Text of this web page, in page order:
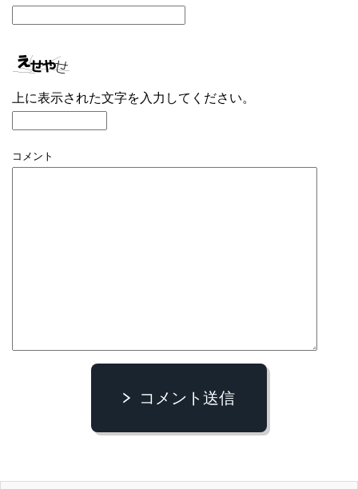
上に表示された文字を入力してください。
コメント
コメント送信